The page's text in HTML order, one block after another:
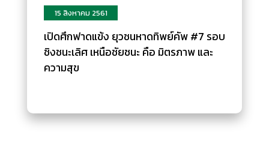
15 สิงหาคม 2561
เปิดศึกฟาดแข้ง ยุวชนหาดทิพย์คัพ #7 รอบ
ชิงชนะเลิศ เหนือชัยชนะ คือ มิตรภาพ และ
ความสุข